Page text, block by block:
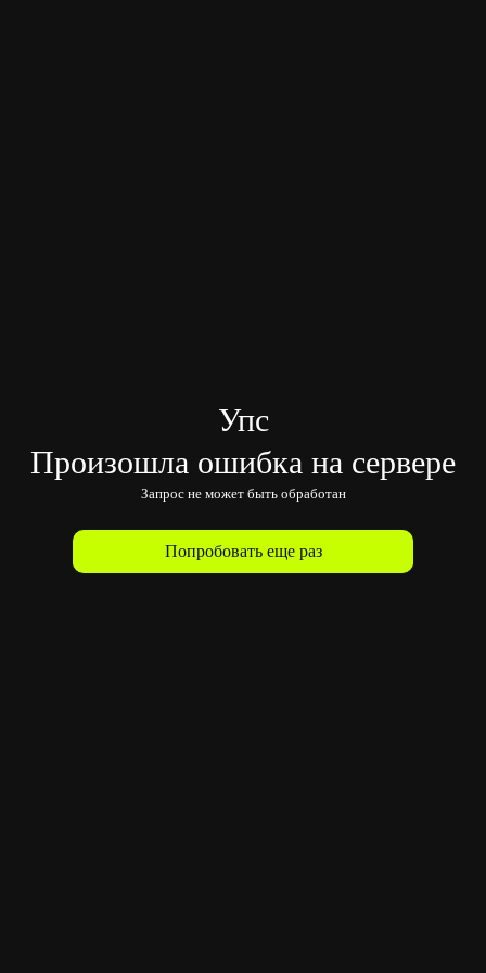
Упс
Произошла ошибка на сервере
Запрос не может быть обработан
Попробовать еще раз